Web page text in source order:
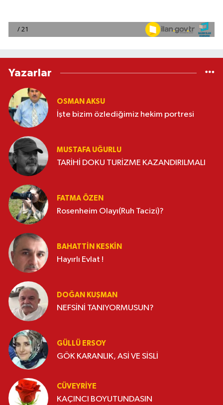
Yazarlar
OSMAN AKSU
İşte bizim özlediğimiz hekim portresi
MUSTAFA UĞURLU
TARİHİ DOKU TURİZME KAZANDIRILMALI
FATMA ÖZEN
Rosenheim Olayı(Ruh Tacizi)?
BAHATTIN KESKİN
Hayırlı Evlat !
DOĞAN KUŞMAN
NEFSİNİ TANIYORMUSUN?
GÜLLÜ ERSOY
GÖK KARANLIK, ASİ VE SİSLİ
CÜVEYRIYE
KAÇINCI BOYUTUNDASIN